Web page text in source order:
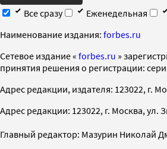
Все сразу
Еженедельная
Наименование издания: forbes.ru
Cетевое издание « forbes.ru »
принятия решения о регистрации:
Адрес редакции, издателя: 123022, г.
Адрес редакции: 123022, г. Москва, ул.
Главный редактор: Мазурин Николай